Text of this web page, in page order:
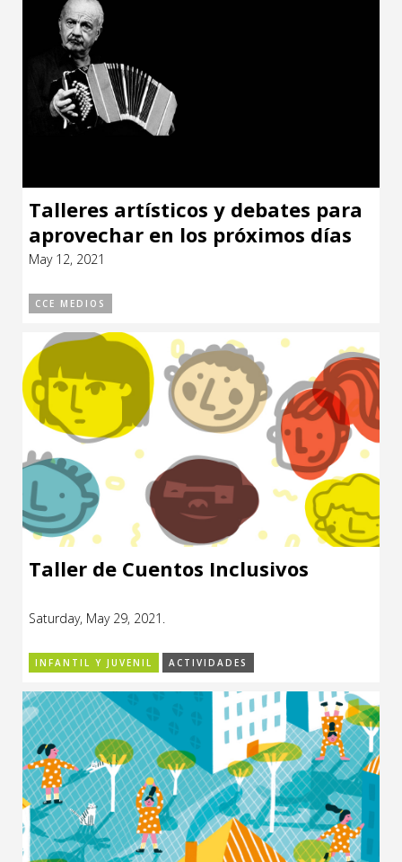
Talleres artísticos y debates para
aprovechar en los próximos días
May 12, 2021
CCE MEDIOS
Taller de Cuentos Inclusivos
Saturday, May 29, 2021.
INFANTIL Y JUVENIL ACTIVIDADES